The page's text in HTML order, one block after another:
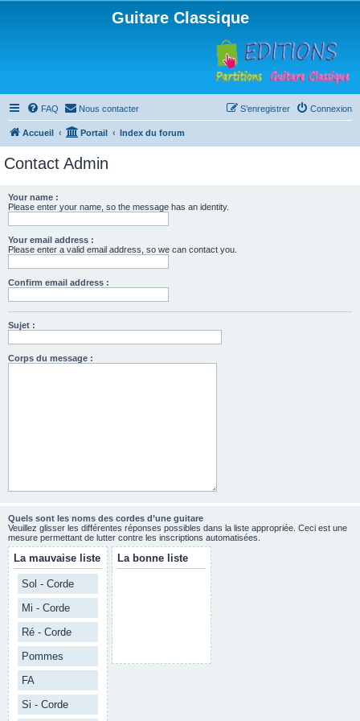
Guitare Classique
FAQ Nous contacter Connexion
S’enregistrer
Accueil Portail Index du forum
Contact Admin
Your name :
Please enter your name, so the message has an identity.
Your email address :
Please enter a valid email address, so we can contact you.
Confirm email address :
Sujet :
Corps du message :
Quels sont les noms des cordes d’une guitare
Veuillez glisser les différentes réponses possibles dans la liste appropriée. Ceci est une
mesure permettant de lutter contre les inscriptions automatisées.
La mauvaise liste
Sol - Corde
Mi - Corde
Ré - Corde
Pommes
FA
Si - Corde
La bonne liste